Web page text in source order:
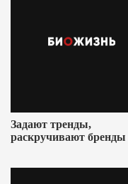
Задают тренды,
раскручивают бренды